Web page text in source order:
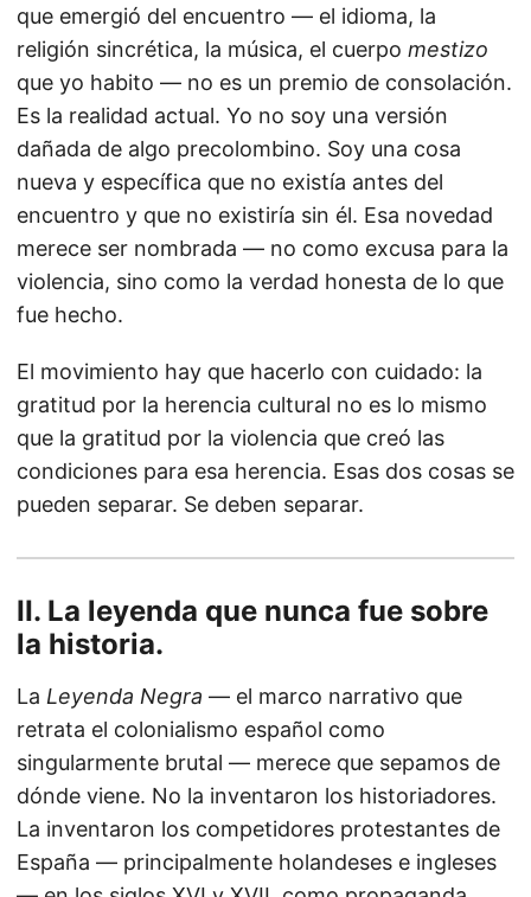
que emergió del encuentro — el idioma, la
religión sincrética, la música, el cuerpo mestizo
que yo habito — no es un premio de consolación.
Es la realidad actual. Yo no soy una versión
dañada de algo precolombino. Soy una cosa
nueva y específica que no existía antes del
encuentro y que no existiría sin él. Esa novedad
merece ser nombrada — no como excusa para la
violencia, sino como la verdad honesta de lo que
fue hecho.
El movimiento hay que hacerlo con cuidado: la
gratitud por la herencia cultural no es lo mismo
que la gratitud por la violencia que creó las
condiciones para esa herencia. Esas dos cosas se
pueden separar. Se deben separar.
II. La leyenda que nunca fue sobre
la historia.
La Leyenda Negra — el marco narrativo que
retrata el colonialismo español como
singularmente brutal — merece que sepamos de
dónde viene. No la inventaron los historiadores.
La inventaron los competidores protestantes de
España — principalmente holandeses e ingleses